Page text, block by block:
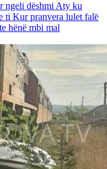
ngeli dëshmi Aty ku
ti Kur pranvera lulet falë
hënë mbi mal